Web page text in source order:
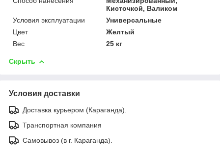
Кисточкой, Валиком
Условия эксплуатации
Универсальные
Цвет
Желтый
Вес
25 кг
Скрыть
Условия доставки
Доставка курьером (Караганда).
Транспортная компания
Самовывоз (в г. Караганда).